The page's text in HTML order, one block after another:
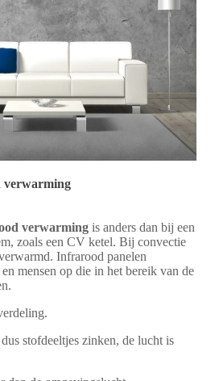
verwarming
verwarming is anders dan bij een
zoals een CV ketel. Bij convectie
Infrarood panelen
mensen op die in het bereik van de
stofdeeltjes zinken, de lucht is